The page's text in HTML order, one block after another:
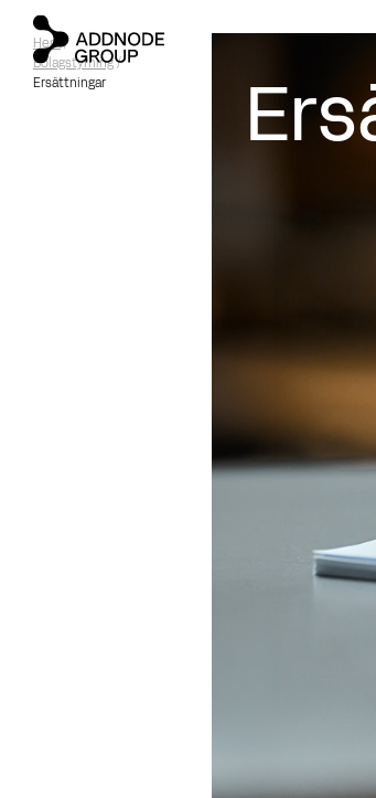
Hem/
Bolagstyrning/
Ersättningar